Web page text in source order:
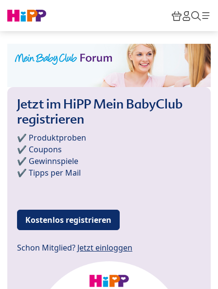
HiPP
Jetzt im HiPP Mein BabyClub
registrieren
✔️ Produktproben
✔️ Coupons
✔️ Gewinnspiele
✔️ Tipps per Mail
Kostenlos registrieren
Schon Mitglied? Jetzt einloggen